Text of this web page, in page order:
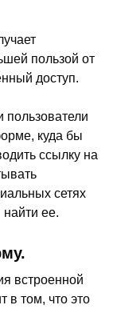
пользой от
доступ.
куда бы
ссылку на
сетях
ее.
встроенной
в том, что это